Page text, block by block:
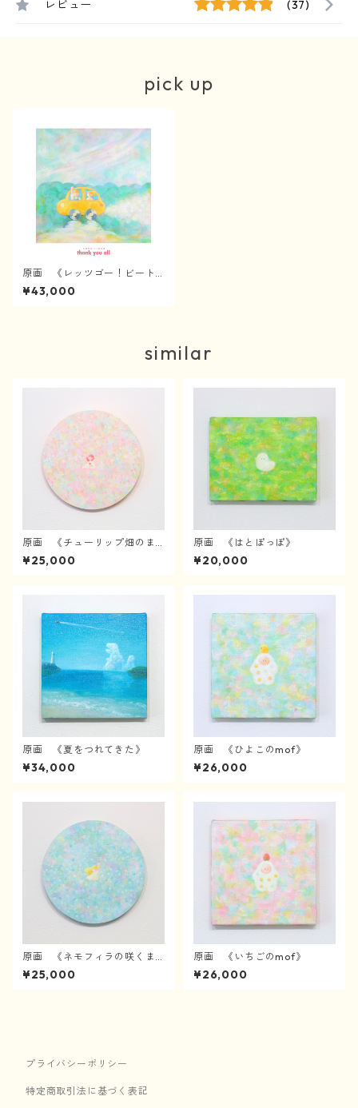
レビュー (37)
pick up
原画 《レッツゴー！ビート
ル》
¥43,000
similar
原画 《チューリップ畑のま
んなかで》
¥25,000
原画 《はとぽっぽ》
¥20,000
原画 《夏をつれてきた》
¥34,000
原画 《ひよこのmof》
¥26,000
原画 《ネモフィラの咲くま
んなかで》
¥25,000
原画 《いちごのmof》
¥26,000
プライバシーポリシー
特定商取引法に基づく表記